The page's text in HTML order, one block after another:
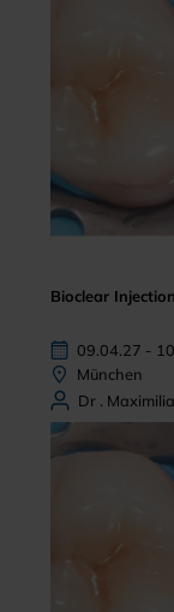
Bioclear
09.04.27 -
München
Dr .